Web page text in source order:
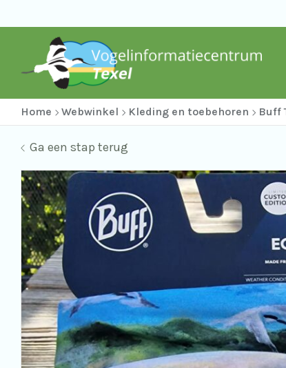
Home Webwinkel Kleding en toebehoren Buff
Ga een stap terug